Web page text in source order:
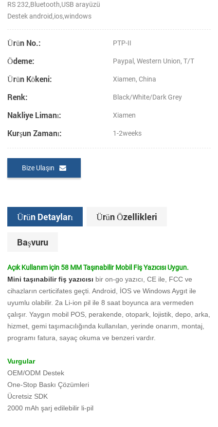
RS 232,Bluetooth,USB arayüzü
Destek android,ios,windows
Ürün No.: PTP-II
Ödeme: Paypal, Western Union, T/T
Ürün Kökeni: Xiamen, China
Renk: Black/White/Dark Grey
Nakliye Limanı: Xiamen
Kurşun Zamanı: 1-2weeks
Bize Ulaşın
Ürün Detayları Ürün Özellikleri
Başvuru
Açık Kullanım için 58 MM Taşınabilir Mobil Fiş Yazıcısı Uygun.
Mini taşınabilir fiş yazıcısı bir on-go yazıcı, CE ile, FCC ve
cihazların certicifates geçti. Android, İOS ve Windows Aygıt ile
uyumlu olabilir. 2a Li-ion pil ile 8 saat boyunca ara vermeden
çalışır. Yaygın mobil POS, perakende, otopark, lojistik, depo, arka,
hizmet, gemi taşımacılığında kullanılan, yerinde onarım, montaj,
programı fatura, sayaç okuma ve benzeri vardır.
Vurgular
OEM/ODM Destek
One-Stop Baskı Çözümleri
Ücretsiz SDK
2000 mAh şarj edilebilir li-pil